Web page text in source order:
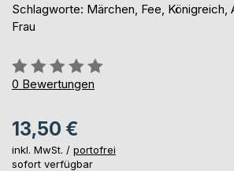
Schlagworte: Märchen, Fee, Königreich,
Frau
Bewertung::
0%
0 Bewertungen
13,50 €
inkl. MwSt. / portofrei
sofort verfügbar